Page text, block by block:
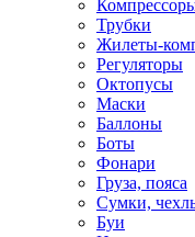
Трубки
Жилеты-
Регуляторы
Октопусы
Маски
Баллоны
Боты
Фонари
Груза, пояса
Сумки,
Буи